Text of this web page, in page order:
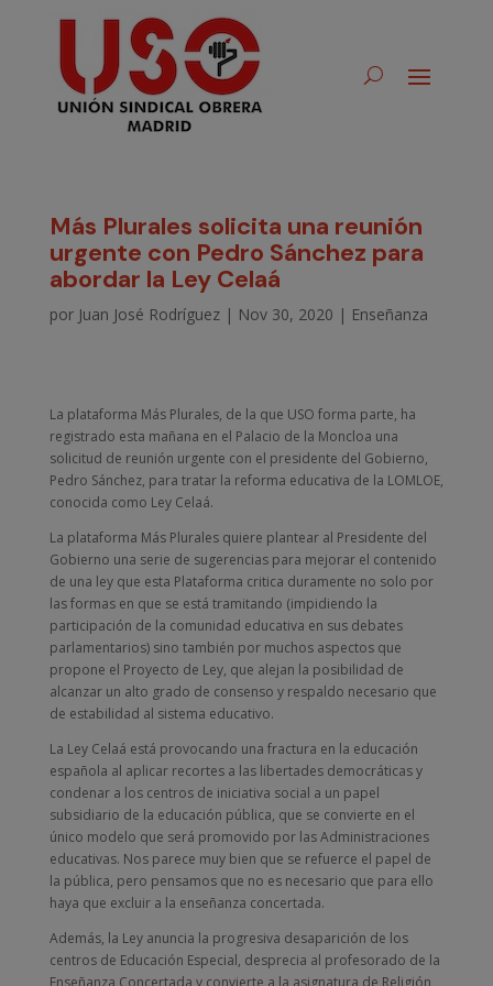
Más Plurales solicita una reunión
urgente con Pedro Sánchez para
abordar la Ley Celaá
por Juan José Rodríguez| Nov 30, 2020 | Enseñanza
La plataforma Más Plurales, de la que USO forma parte, ha
registrado esta mañana en el Palacio de la Moncloa una
solicitud de reunión urgente con el presidente del Gobierno,
Pedro Sánchez, para tratar la reforma educativa de la LOMLOE,
conocida como Ley Celaá.
La plataforma Más Plurales quiere plantear al Presidente del
Gobierno una serie de sugerencias para mejorar el contenido
de una ley que esta Plataforma critica duramente no solo por
las formas en que se está tramitando (impidiendo la
participación de la comunidad educativa en sus debates
parlamentarios) sino también por muchos aspectos que
propone el Proyecto de Ley, que alejan la posibilidad de
alcanzar un alto grado de consenso y respaldo necesario que
de estabilidad al sistema educativo.
La Ley Celaá está provocando una fractura en la educación
española al aplicar recortes a las libertades democráticas y
condenar a los centros de iniciativa social a un papel
subsidiario de la educación pública, que se convierte en el
único modelo que será promovido por las Administraciones
educativas. Nos parece muy bien que se refuerce el papel de
la pública, pero pensamos que no es necesario que para ello
haya que excluir a la enseñanza concertada.
Además, la Ley anuncia la progresiva desaparición de los
centros de Educación Especial, desprecia al profesorado de la
Enseñanza Concertada y convierte a la asignatura de Religión